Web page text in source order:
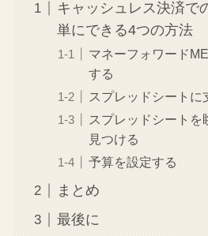
キャッシュレス決済で
単にできる4つの方法
マネーフォワード
する
スプレッドシートに
スプレッドシートを
見つける
予算を設定する
まとめ
最後に